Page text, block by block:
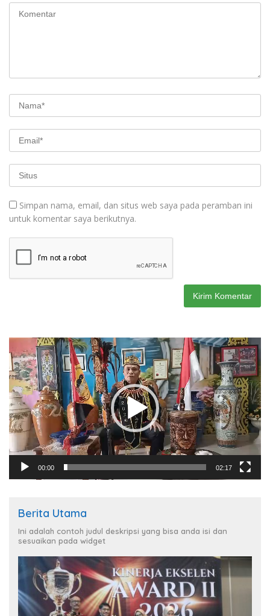
Simpan nama, email, dan situs web saya pada peramban ini
untuk komentar saya berikutnya.
Pemutar
Video
00:00 02:17
Berita Utama
Ini adalah contoh judul deskripsi yang bisa anda isi dan
sesuaikan pada widget